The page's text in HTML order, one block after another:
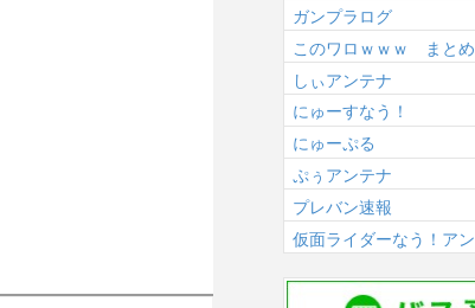
ガンプラログ
このワロｗｗｗ まと
しぃアンテナ
にゅーすなう！
にゅーぷる
ぷぅアンテナ
プレバン速報
仮面ライダーなう！ア